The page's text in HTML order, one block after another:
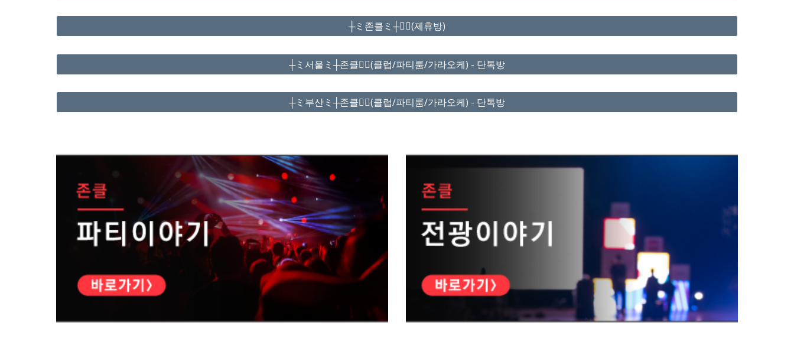
┼ミ존클ミ┼❤️‍🔥(제휴방)
┼ミ서울ミ┼존클❤️‍🔥(클럽/파티룸/가라오케) - 단톡방
┼ミ부산ミ┼존클❤️‍🔥(클럽/파티룸/가라오케) - 단톡방